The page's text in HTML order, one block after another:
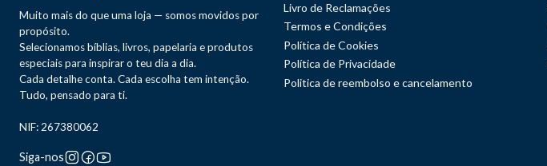
Muito mais do que uma loja — somos movidos por
propósito.
Selecionamos bíblias, livros, papelaria e produtos
especiais para inspirar o teu dia a dia.
Cada detalhe conta. Cada escolha tem intenção.
Tudo, pensado para ti.
NIF: 267380062
Siga-nos
Livro de Reclamações
Termos e Condições
Política de Cookies
Política de Privacidade
Politica de reembolso e cancelamento